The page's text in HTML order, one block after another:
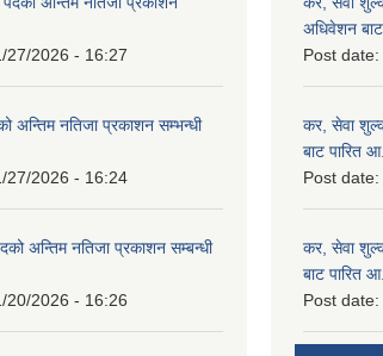
27/2026 - 16:27
अन्तिम नतिजा प्रकाशन सम्भन्धी
27/2026 - 16:24
अन्तिम नतिजा प्रकाशन सम्बन्धी
20/2026 - 16:26
अधिवेशन
Post date:
कर, सेवा
बाट पारित
Post date:
कर, सेवा
बाट पारित
Post date: